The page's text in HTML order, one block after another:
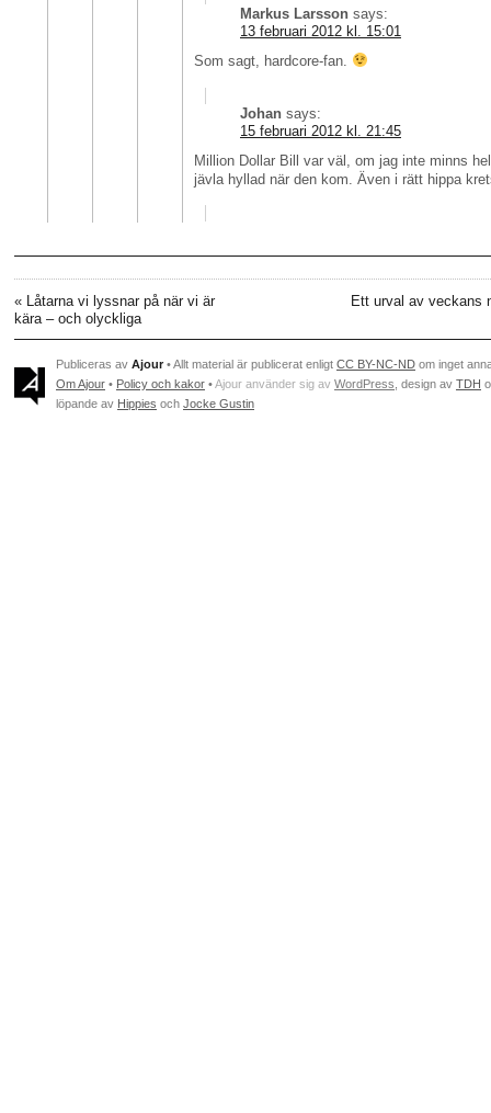
Markus Larsson says:
13 februari 2012 kl. 15:01
Som sagt, hardcore-fan.
Johan says:
15 februari 2012 kl. 21:45
Million Dollar Bill var väl, om jag inte minns
jävla hyllad när den kom. Även i rätt hippa
« Låtarna vi lyssnar på när vi är
kära – och olyckliga
Ett urval av veckans
Publiceras av Ajour • Allt material är publicerat enligt CC BY-NC-ND om inget
Om Ajour • Policy och kakor •Ajour använder sig av WordPress , design av TDH
löpande av Hippies och Jocke Gustin